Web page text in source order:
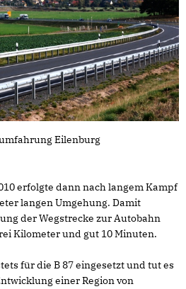
Eilenburg
erfolgte dann nach langem Kampf
langen Umgehung. Damit
der Wegstrecke zur Autobahn
Kilometer und gut 10 Minuten.
für die B 87 eingesetzt und tut es
einer Region von